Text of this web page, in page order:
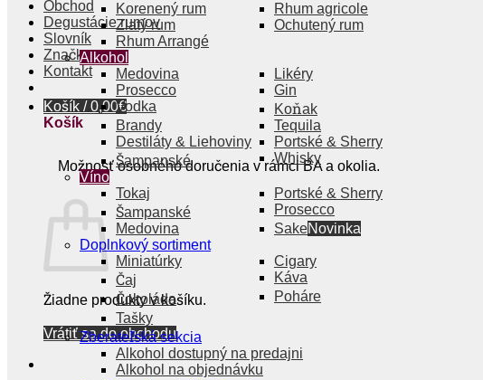
Obchod
Degustácie rumov
Slovník
Značky
Kontakt
Košík /0,00€
Košík
Možnosť osobného doručenia v rámci BA a okolia.
Žiadne produkty v košíku.
Vrátiť sa do obchodu
Korenený rum
Rhum agricole
Zlatý rum
Ochutený rum
Rhum Arrangé
Alkohol
Medovina
Likéry
Prosecco
Gin
Vodka
Koňak
Brandy
Tequila
Destiláty & Liehoviny
Portské & Sherry
Šampanské
Whisky
Víno
Tokaj
Portské & Sherry
Šampanské
Prosecco
Medovina
Sake
Doplnkový sortiment
Miniatúrky
Cigary
Čaj
Káva
Čokoláda
Poháre
Tašky
Zberateľská sekcia
Alkohol dostupný na predajni
Alkohol na objednávku